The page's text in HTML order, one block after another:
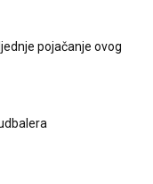
pojačanje ovog